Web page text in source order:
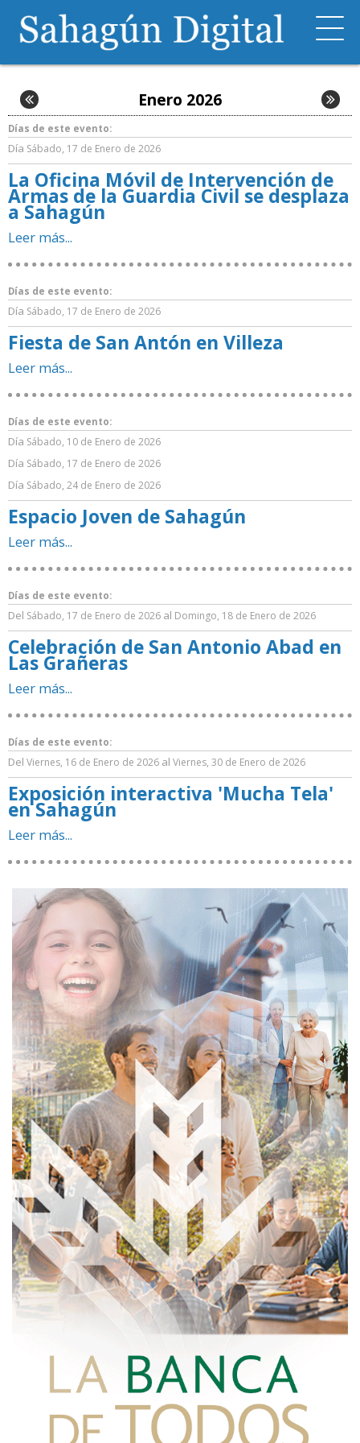
Enero 2026
Días de este evento:
Día Sábado, 17 de Enero de 2026
La Oficina Móvil de Intervención de
Armas de la Guardia Civil se desplaza
a Sahagún
Leer más...
Días de este evento:
Día Sábado, 17 de Enero de 2026
Fiesta de San Antón en Villeza
Leer más...
Días de este evento:
Día Sábado, 10 de Enero de 2026
Día Sábado, 17 de Enero de 2026
Día Sábado, 24 de Enero de 2026
Espacio Joven de Sahagún
Leer más...
Días de este evento:
Del Sábado, 17 de Enero de 2026 al Domingo, 18 de Enero de 2026
Celebración de San Antonio Abad en
Las Grañeras
Leer más...
Días de este evento:
Del Viernes, 16 de Enero de 2026 al Viernes, 30 de Enero de 2026
Exposición interactiva 'Mucha Tela'
en Sahagún
Leer más...